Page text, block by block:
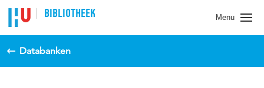
BIBLIOTHEEK Menu
Databanken